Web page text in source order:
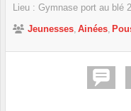
Lieu : Gymnase port au blé
Jeunesses Ainées